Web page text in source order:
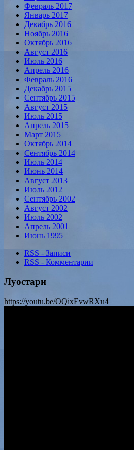
Февраль 2017
Январь 2017
Декабрь 2016
Ноябрь 2016
Октябрь 2016
Август 2016
Июль 2016
Апрель 2016
Февраль 2016
Декабрь 2015
Сентябрь 2015
Август 2015
Июль 2015
Апрель 2015
Март 2015
Октябрь 2014
Сентябрь 2014
Июль 2014
Июнь 2014
Август 2013
Июль 2012
Сентябрь 2002
Август 2002
Июль 2002
Апрель 2001
Июнь 1995
RSS - Записи
RSS - Комментарии
Луостари
https://youtu.be/OQixEvwRXu4